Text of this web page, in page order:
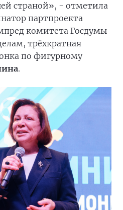
страной», - отметила
партпроекта
комитета Госдумы
трёхкратная
по фигурному
.